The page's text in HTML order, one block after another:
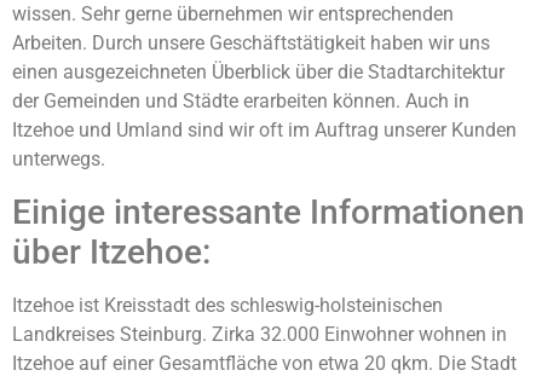
wissen. Sehr gerne übernehmen wir entsprechenden
Arbeiten. Durch unsere Geschäftstätigkeit haben wir uns
einen ausgezeichneten Überblick über die Stadtarchitektur
der Gemeinden und Städte erarbeiten können. Auch in
Itzehoe und Umland sind wir oft im Auftrag unserer Kunden
unterwegs.
Einige interessante Informationen
über Itzehoe:
Itzehoe ist Kreisstadt des schleswig-holsteinischen
Landkreises Steinburg. Zirka 32.000 Einwohner wohnen in
Itzehoe auf einer Gesamtfläche von etwa 20 qkm. Die Stadt